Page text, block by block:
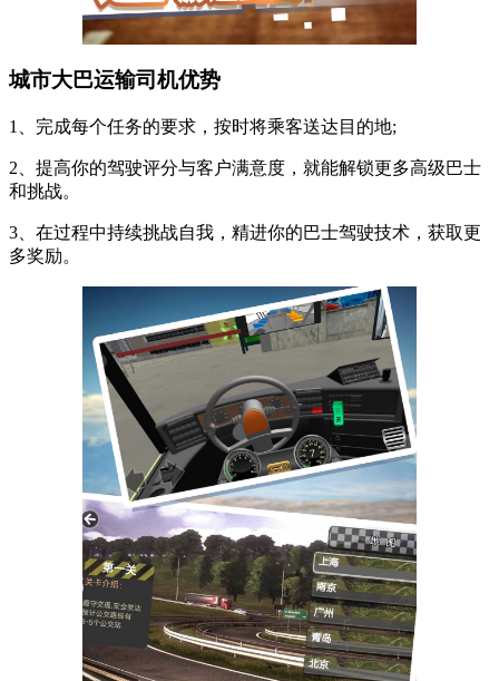
城市大巴运输司机优势
1、完成每个任务的要求，按时将乘客送达目的地;
2、提高你的驾驶评分与客户满意度，就能解锁更多高级巴士
和挑战。
3、在过程中持续挑战自我，精进你的巴士驾驶技术，获取更
多奖励。